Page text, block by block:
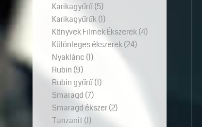
Karikagyűrű(5)
Karikagyűrűk(1)
Könyvek Filmek Ékszerek(4)
Különleges ékszerek(24)
Nyaklánc (1)
Rubin (9)
Rubin gyűrű(1)
Smaragd (7)
Smaragd ékszer(2)
Tanzanit (1)